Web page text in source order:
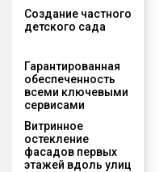
Создание частного
детского сада
Гарантированная
обеспеченность
всеми ключевыми
сервисами
Витринное
остекление
фасадов первых
этажей вдоль улиц